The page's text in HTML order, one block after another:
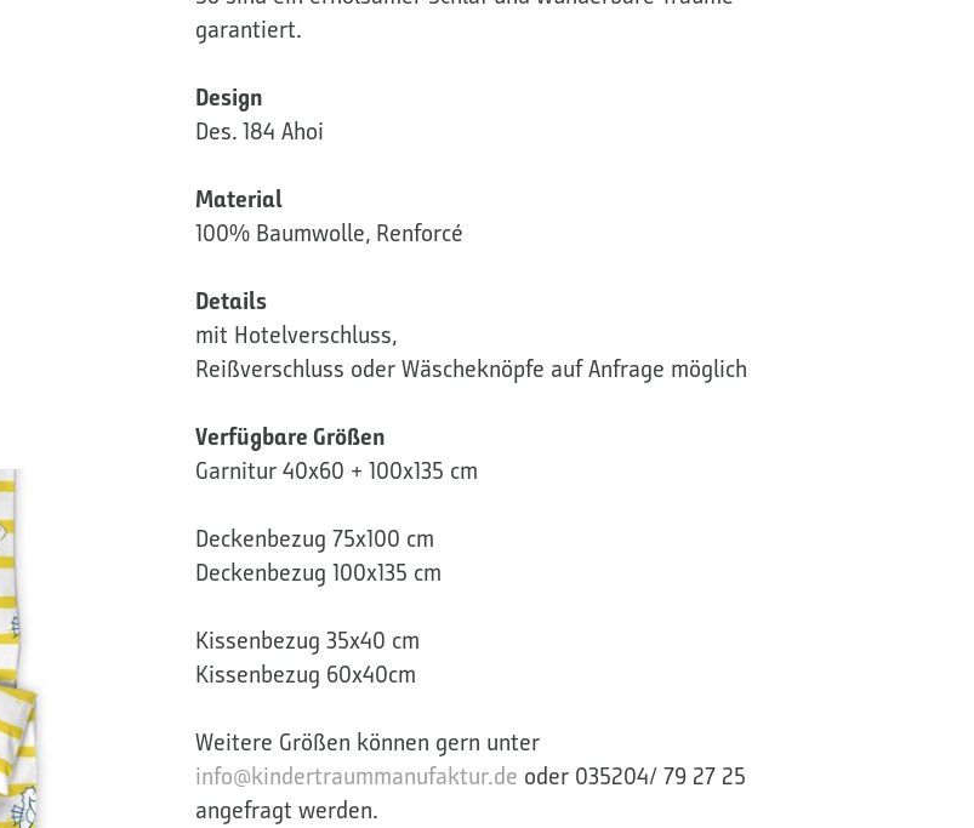
garantiert.
Design
Des. 184 Ahoi
Material
100% Baumwolle, Renforcé
Details
mit Hotelverschluss,
Reißverschluss oder Wäscheknöpfe auf Anfrage möglich
Verfügbare Größen
Garnitur 40x60 + 100x135 cm
Deckenbezug 75x100 cm
Deckenbezug 100x135 cm
Kissenbezug 35x40 cm
Kissenbezug 60x40cm
Weitere Größen können gern unter
info@kindertraummanufaktur.de oder 035204/ 79 27 25
angefragt werden.